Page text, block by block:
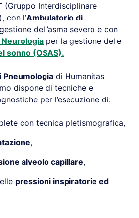
(Gruppo Interdisciplinare
con l’Ambulatorio di
dell’asma severo e con
per la gestione delle
sonno (OSAS).
Pneumologia di Humanitas
dispone di tecniche e
per l’esecuzione di:
con tecnica pletismografica,
,
alveolo capillare,
pressioni inspiratorie ed